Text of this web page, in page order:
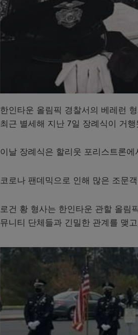
한인타운 올림픽 경찰서의 베레런
최근 별세해 지난 7일 장례식이 거행
이날 장례식은 할리웃 포리스트론
코로나 팬데믹으로 인해 많은 조문
로건 황 형사는 한인타운 관할 올림
뮤니티 단체들과 긴밀한 관계를 맺